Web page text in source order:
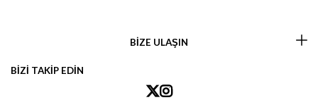
BİZE ULAŞIN
BİZİ TAKİP EDİN